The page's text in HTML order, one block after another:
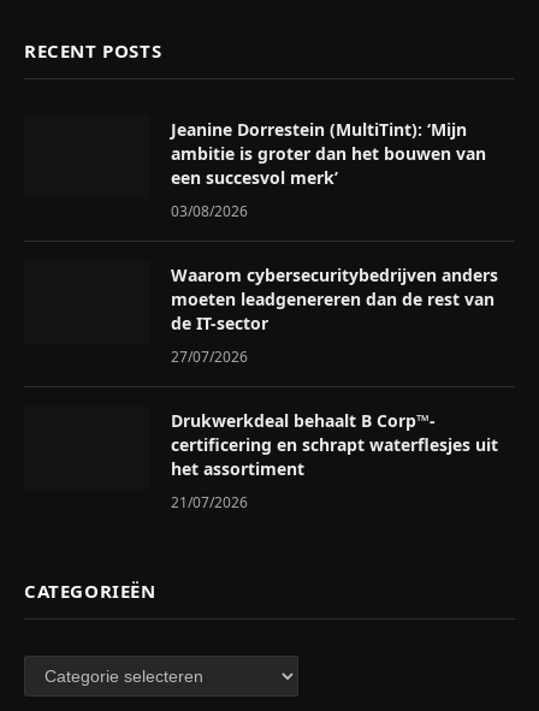
RECENT POSTS
Jeanine Dorrestein (MultiTint): ‘Mijn
ambitie is groter dan het bouwen van
een succesvol merk’
03/08/2026
Waarom cybersecuritybedrijven anders
moeten leadgenereren dan de rest van
de IT-sector
27/07/2026
Drukwerkdeal behaalt B Corp™-
certificering en schrapt waterflesjes uit
het assortiment
21/07/2026
CATEGORIEËN
Categorieën